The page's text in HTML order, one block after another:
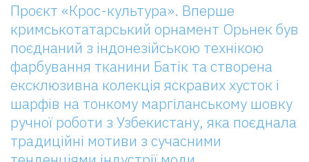
Проєкт «Крос-культура». Вперше
кримськотатарський орнамент Орьнек був
поєднаний з індонезійською технікою
фарбування тканини Батік та створена
ексклюзивна колекція яскравих хусток і
шарфів на тонкому маргіланському шовку
ручної роботи з Узбекистану, яка поєднала
традиційні мотиви з сучасними